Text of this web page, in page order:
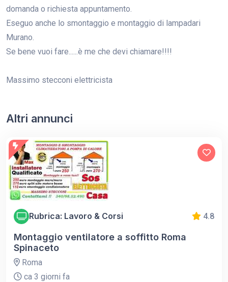
domanda o richiesta appuntamento.
Eseguo anche lo smontaggio e montaggio di lampadari
Murano.
Se bene vuoi fare......è me che devi chiamare!!!!
Massimo stecconi elettricista
Altri annunci
Rubrica: Lavoro & Corsi 4.8
Montaggio ventilatore a soffitto Roma
Spinaceto
Roma
ca 3 giorni fa